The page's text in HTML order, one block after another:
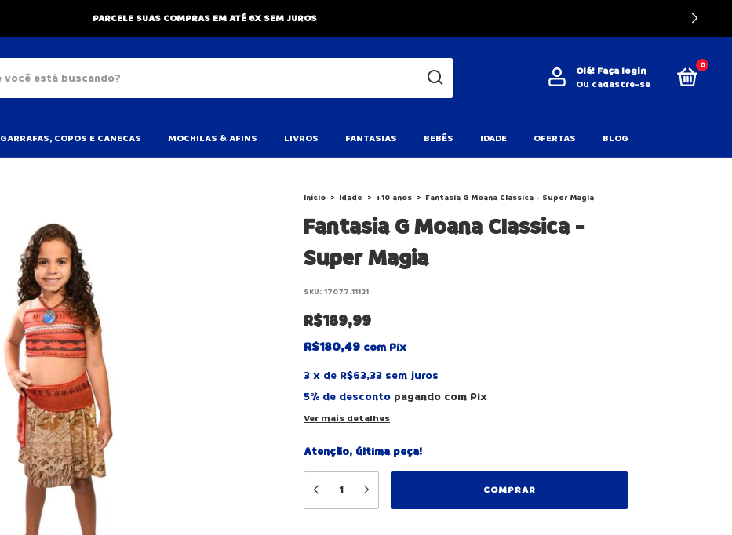
PARCELE SUAS COMPRAS EM ATÉ 6X SEM JUROS
Olá! Faça login
Ou cadastre-se
0
GARRAFAS, COPOS E CANECAS MOCHILAS & AFINS LIVROS FANTASIAS BEBÊS IDADE OFERTAS BLOG
Início > Idade > +10 anos > Fantasia G Moana Classica - Super Magia
Fantasia G Moana Classica -
Super Magia
SKU: 17077.11121
R$189,99
R$180,49 com Pix
3 x de R$63,33 sem juros
5% de desconto pagando com Pix
Ver mais detalhes
Atenção, última peça!